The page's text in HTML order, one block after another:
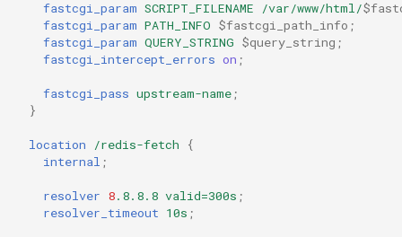
fastcgi_param SCRIPT_FILENAME /var/www/html/
fastcgi_param PATH_INFO $fastcgi_path_info ;
fastcgi_param QUERY_STRING $query_string ;
fastcgi_intercept_errors on ;
fastcgi_pass upstream-name;
}
location /redis-fetch
{
internal ;
resolver 8.8.8.8 valid=300s ;
resolver_timeout 10s ;